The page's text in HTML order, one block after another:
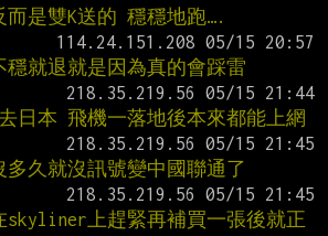
是雙K送的 穩穩地跑….
就退就是因為真的會踩雷
日本 飛機一落地後本來都能上網
久就沒訊號變中國聯通了
skyliner上趕緊再補買一張後就正